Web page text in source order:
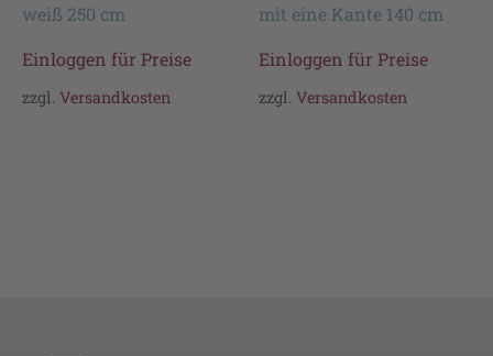
weiß 250 cm
Einloggen für Preise
zzgl. Versandkosten
mit eine Kante 140 cm
Einloggen für Preise
zzgl.Versandkosten